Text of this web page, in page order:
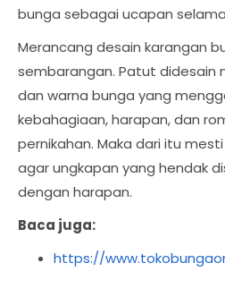
bunga sebagai ucapan
Merancang desain karangan
sembarangan. Patut didesain
dan warna bunga yang
kebahagiaan, harapan, dan
pernikahan. Maka dari itu
agar ungkapan yang hendak
dengan harapan.
Baca juga:
https://